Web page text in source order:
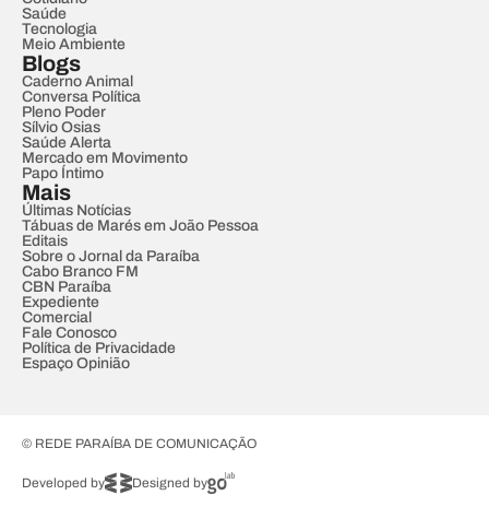
Saúde
Tecnologia
Meio Ambiente
Blogs
Caderno Animal
Conversa Política
Pleno Poder
Sílvio Osias
Saúde Alerta
Mercado em Movimento
Papo Íntimo
Mais
Últimas Notícias
Tábuas de Marés em João Pessoa
Editais
Sobre o Jornal da Paraíba
Cabo Branco FM
CBN Paraíba
Expediente
Comercial
Fale Conosco
Política de Privacidade
Espaço Opinião
© REDE PARAÍBA DE COMUNICAÇÃO
Developed by Designed by